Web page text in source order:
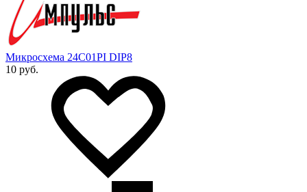
Микросхема 24C01PI DIP8
10 руб.